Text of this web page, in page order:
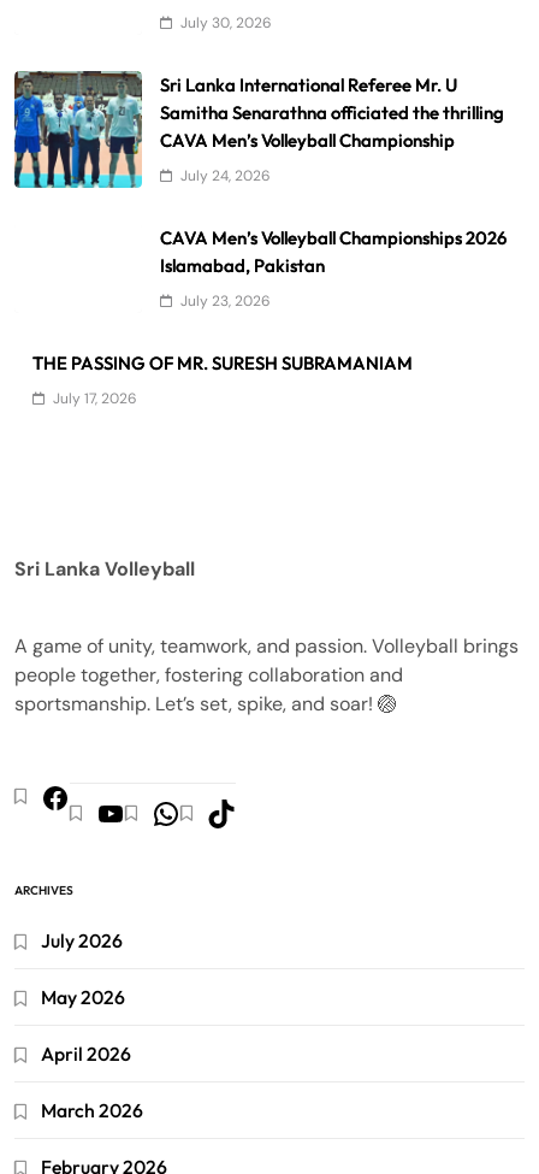
July 30, 2026
Sri Lanka International Referee Mr. U
Samitha Senarathna officiated the thrilling
CAVA Men’s Volleyball Championship
July 24, 2026
CAVA Men’s Volleyball Championships 2026
Islamabad, Pakistan
July 23, 2026
THE PASSING OF MR. SURESH SUBRAMANIAM
July 17, 2026
Sri Lanka Volleyball
A game of unity, teamwork, and passion. Volleyball brings
people together, fostering collaboration and
sportsmanship. Let’s set, spike, and soar! 🏐
ARCHIVES
July 2026
May 2026
April 2026
March 2026
February 2026